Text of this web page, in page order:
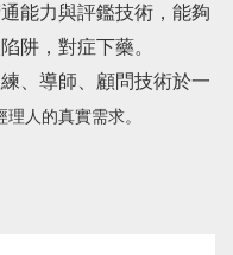
能力與評鑑技術，能夠
阱，對症下藥。
、導師、顧問技術於一
人的真實需求。